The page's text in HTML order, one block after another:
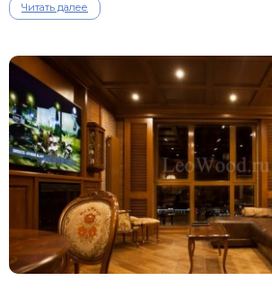
Читать далее